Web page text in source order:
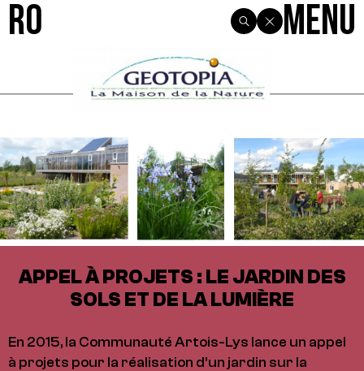
R0 Menu
APPEL À PROJETS : LE JARDIN DES
SOLS ET DE LA LUMIÈRE
En 2015, la Communauté Artois-Lys lance un appel
à projets pour la réalisation d’un jardin sur la